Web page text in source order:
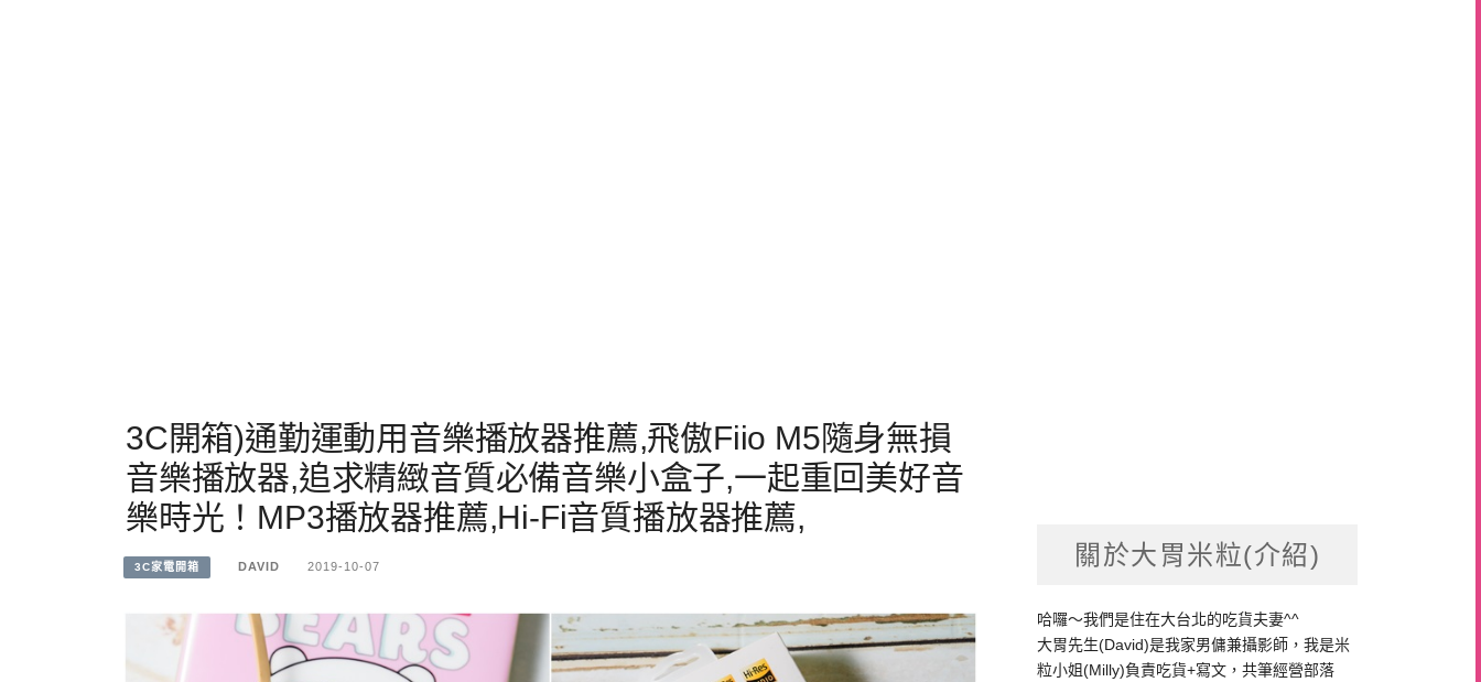
3C開箱)通勤運動用音樂播放器推薦,飛傲Fiio M5隨身無損
音樂播放器,追求精緻音質必備音樂小盒子,一起重回美好音
樂時光！MP3播放器推薦,Hi-Fi音質播放器推薦,
3C家電開箱 DAVID 2019-10-07 關於大胃米粒(介紹)
哈囉～我們是住在大台北的吃貨夫妻^^
大胃先生(David)是我家男傭兼攝影師，我是米
粒小姐(Milly)負責吃貨+寫文，共筆經營部落